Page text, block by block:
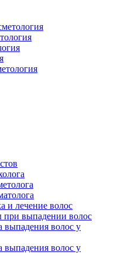
и лечение волос
при выпадении волос
выпадения волос у
выпадения волос у